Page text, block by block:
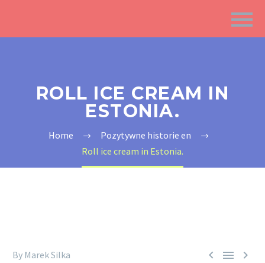
ROLL ICE CREAM IN
ESTONIA.
Home
Pozytywne historie en
Roll ice cream in Estonia.
  
By Marek Silka